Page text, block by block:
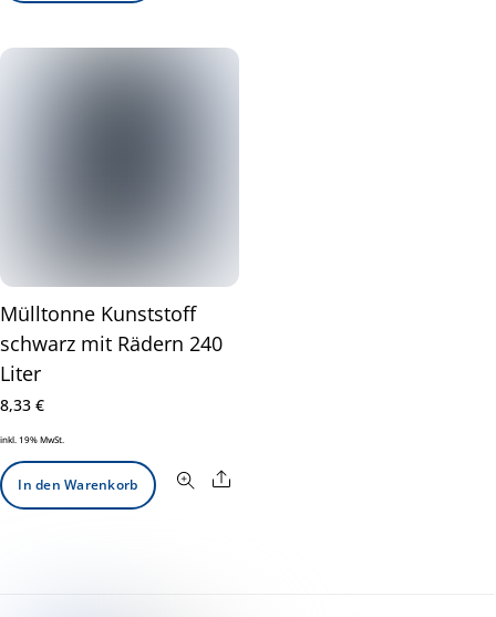
Mülltonne Kunststoff
schwarz mit Rädern 240
Liter
8,33 €
inkl. 19% MwSt.
In den Warenkorb Share